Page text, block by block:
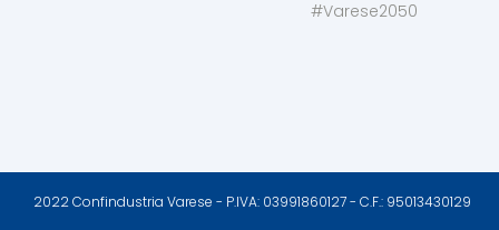
#Varese2050
2022 Confindustria Varese - P.IVA: 03991860127 - C.F.: 95013430129